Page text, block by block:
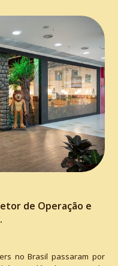
de Operação e
no Brasil passaram por